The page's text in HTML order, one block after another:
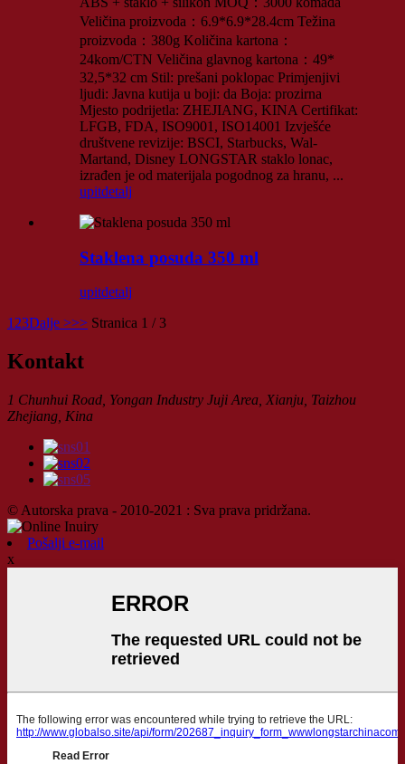
Veličina proizvoda：6.9*6.9*28.4cm Težina
proizvoda：380g Količina kartona：
24kom/CTN Veličina glavnog kartona：49*
32,5*32 cm Stil: prešani poklopac Primjenjivi
ljudi: Javna kutija u boji: da Boja: prozirna
Mjesto podrijetla: ZHEJIANG, KINA Certifikat:
LFGB, FDA, ISO9001, ISO14001 Izvješće
društvene revizije: BSCI, Starbucks, Wal-
Martand, Disney LONGSTAR staklo lonac,
izrađen je od materijala pogodnog za hranu, ...
upitdetalj
Staklena posuda 350 ml
upitdetalj
1 23Dalje >>> Stranica 1 / 3
Kontakt
1 Chunhui Road, Yongan Industry Juji Area, Xianju, Taizhou
Zhejiang, Kina
© Autorska prava - 2010-2021 : Sva prava pridržana.
Pošalji e-mail
x